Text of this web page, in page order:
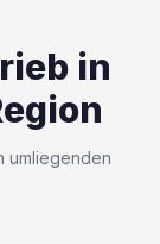
in
umliegenden